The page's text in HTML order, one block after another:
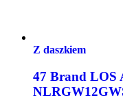
Z daszkiem
47 Brand LOS